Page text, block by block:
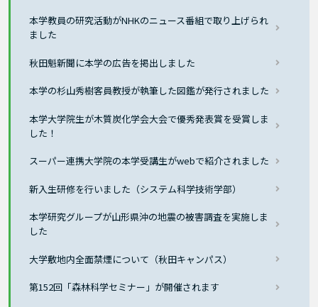
本学教員の研究活動がNHKのニュース番組で取り上げられ
ました
秋田魁新聞に本学の広告を掲出しました
本学の杉山秀樹客員教授が執筆した図鑑が発行されました
本学大学院生が木質炭化学会大会で優秀発表賞を受賞しま
した！
スーパー連携大学院の本学受講生がwebで紹介されました
新入生研修を行いました（システム科学技術学部）
本学研究グループが山形県沖の地震の被害調査を実施しま
した
大学敷地内全面禁煙について（秋田キャンパス）
第152回「森林科学セミナー」が開催されます